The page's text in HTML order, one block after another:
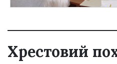
Хрестовий